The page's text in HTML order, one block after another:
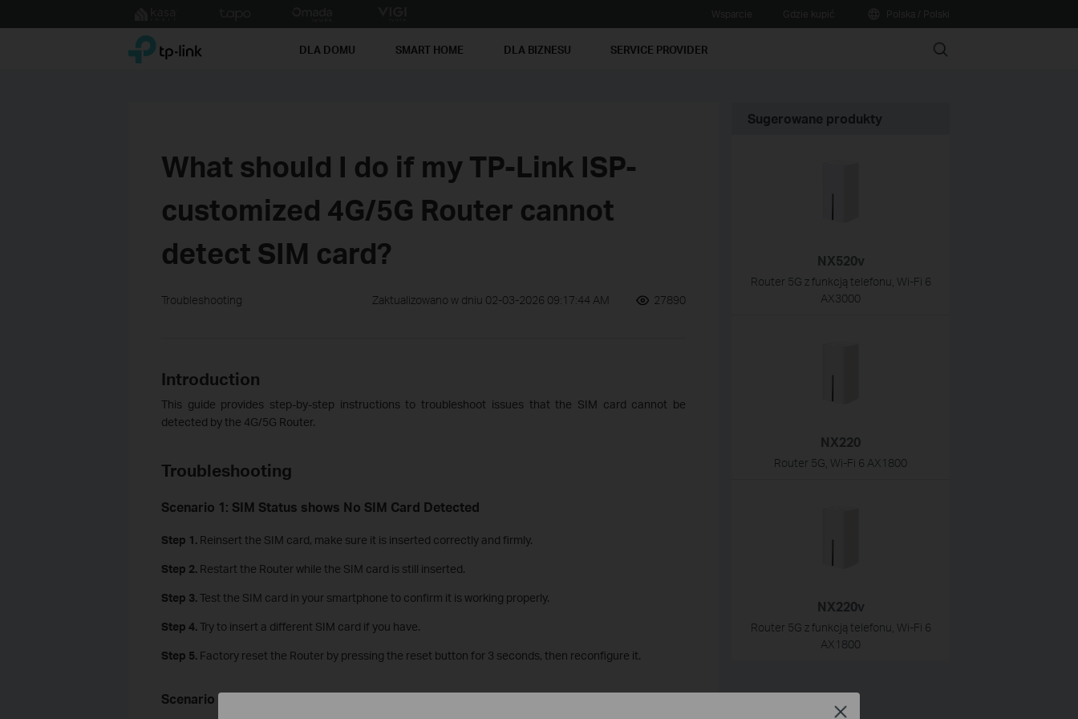
to
TP-Link, Reliably Smart DLA DOMU SMART HOME DLA BIZNESU SERVICE PROVIDER Search
What should I do if my TP-Link ISP-
customized 4G/5G Router cannot
detect SIM card?
Troubleshooting Zaktualizowano w dniu 02-03-2026 09:17:44 AM 27890
Introduction
This guide provides step-by-step instructions to troubleshoot issues that the SIM card cannot be
detected by the 4G/5G Router.
Troubleshooting
Scenario 1: SIM Status shows No SIM Card Detected
Step 1.Reinsert the SIM card, make sure it is inserted correctly and firmly.
Step 2. Restart the Router while the SIM card is still inserted.
Step 3.Test the SIM card in your smartphone to confirm it is working properly.
Step 4.Try to insert a different SIM card if you have.
Step 5.Factory reset the Router by pressing the reset button for 3 seconds, then reconfigure it.
Scenario 2: No SIM Card Detected during Setup
Sugerowane produkty
NX520v
Router 5G z funkcją telefonu, Wi-Fi 6
AX3000
NX220
Router 5G, Wi-Fi 6 AX1800
NX220v
Router 5G z funkcją telefonu, Wi-Fi 6
AX1800
Close